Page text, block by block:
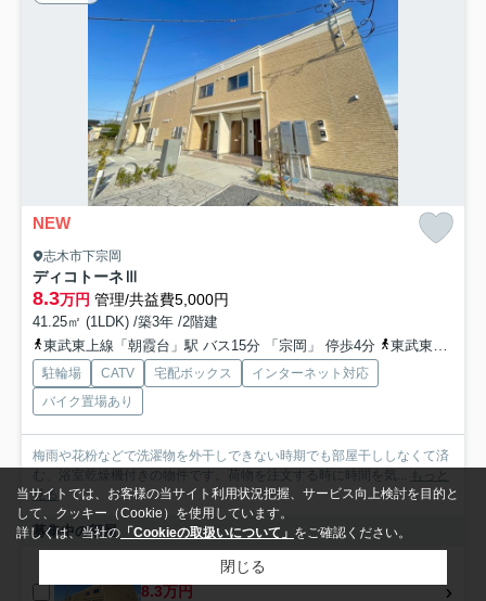
NEW
志木市下宗岡
ディコトーネⅢ
8.3万円 管理/共益費5,000円
41.25㎡ (1LDK) /築3年 /2階建
東武東上線「朝霞台」駅 バス15分 「宗岡」 停歩4分
東武東上線「志木」駅 バス14分 「下宗岡三丁目」 停歩3分
駐輪場 CATV 宅配ボックス
インターネット対応
バイク置場あり
梅雨や花粉などで洗濯物を外干しできない時期でも部屋干ししなくて済
む、浴室乾燥機付きの物件です。荷物を注文する時に時間を気...
もっと
見る
募集中の部屋
8.3万円
当サイトでは、お客様の当サイト利用状況把握、サービス向上検討を目的と
して、クッキー（Cookie）を使用しています。
詳しくは、当社の 「Cookieの取扱いについて」 をご確認ください。
閉じる